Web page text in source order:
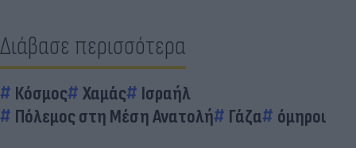
Διάβασε περισσότερα
Κόσμος Χαμάς
Ισραήλ
Πόλεμος στη Μέση Ανατολή
Γάζα όμηροι